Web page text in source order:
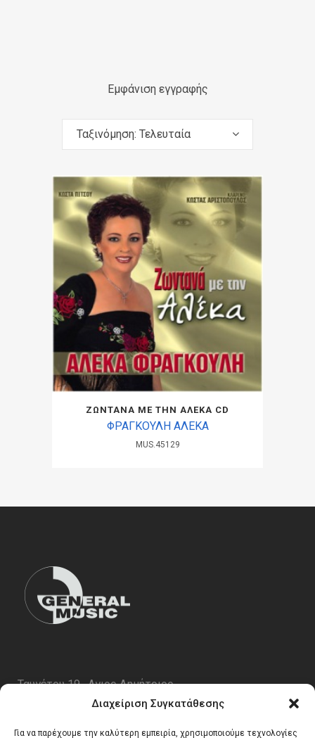
Διαχείριση Συγκατάθεσης
Για να παρέχουμε την καλύτερη εμπειρία, χρησιμοποιούμε τεχνολογίες
Εμφάνιση εγγραφής
Ταξινόμηση: Τελευταία
ΖΩΝΤΑΝΑ ΜΕ ΤΗΝ ΑΛΕΚΑ CD
ΦΡΑΓΚΟΥΛΗ ΑΛΕΚΑ
MUS.45129
Ταυγέτου 19 , Αγιος Δημήτριος